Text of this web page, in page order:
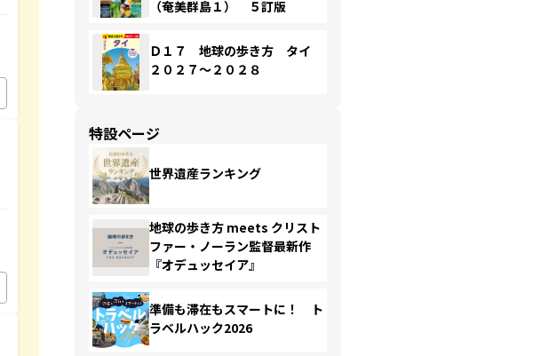
（奄美群島１） ５訂版
Ｄ１７ 地球の歩き方 タイ
２０２７～２０２８
特設ページ
世界遺産ランキング
地球の歩き方 meets クリスト
ファー・ノーラン監督最新作
『オデュッセイア』
準備も滞在もスマートに！ ト
ラベルハック2026